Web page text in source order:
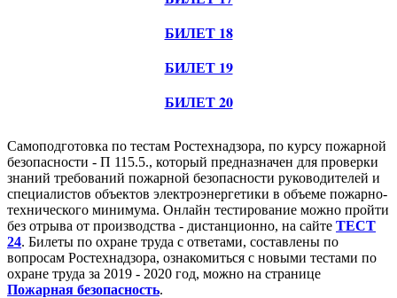
БИЛЕТ 18
БИЛЕТ 19
БИЛЕТ 20
Самоподготовка по тестам Ростехнадзора, по курсу пожарной
безопасности - П 115.5., который предназначен для проверки
знаний требований пожарной безопасности руководителей и
специалистов объектов электроэнергетики в объеме пожарно-
технического минимума. Онлайн тестирование можно пройти
без отрыва от производства - дистанционно, на сайте ТЕСТ
24. Билеты по охране труда с ответами, составлены по
вопросам Ростехнадзора, ознакомиться с новыми тестами по
охране труда за 2019 - 2020 год, можно на странице
Пожарная безопасность.